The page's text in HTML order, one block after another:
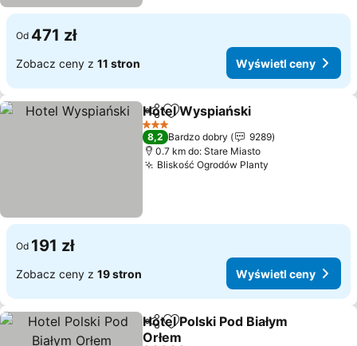
Od 471 zł
Zobacz ceny z 11 stron Wyświetl ceny
Udostępnij
Dodaj do ulubionych
Hotel Wyspiański
3 Kategoria
8,2 Bardzo dobry
9289
0.7 km do: Stare Miasto
Bliskość Ogrodów Planty
Od 191 zł
Zobacz ceny z 19 stron Wyświetl ceny
Udostępnij
Dodaj do ulubionych
Hotel Polski Pod Białym
Orłem